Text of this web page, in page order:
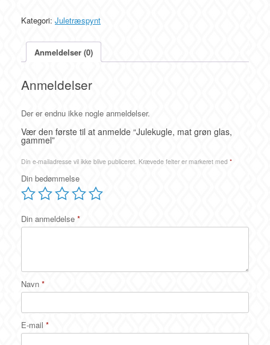
glas,
gammel
Kategori: Juletræspynt
Anmeldelser (0)
Anmeldelser
Der er endnu ikke nogle anmeldelser.
Vær den første til at anmelde “Julekugle, mat grøn glas,
gammel”
Din e-mailadresse vil ikke blive publiceret. Krævede felter er markeret med *
Din bedømmelse
Din anmeldelse *
Navn *
E-mail *